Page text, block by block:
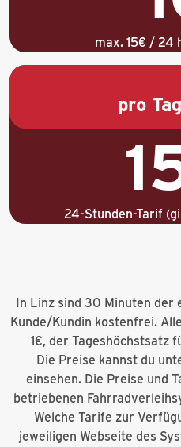
max. 15€ / 24
pro
24-Stunden-Tarif
In Linz sind 30 Minuten der
Kunde/Kundin kostenfrei.
1€, der Tageshöchstsatz
Die Preise kannst du
einsehen. Die Preise und
betriebenen
Welche Tarife zur
jeweiligen Webseite des